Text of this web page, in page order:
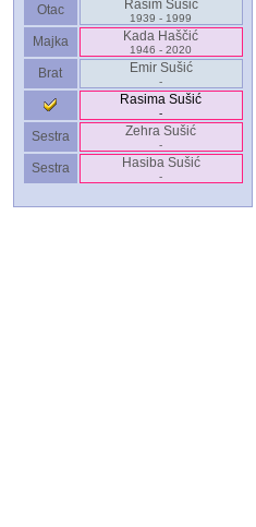
Otac Rasim Sušić
1939 - 1999
Majka Kada Haščić
1946 - 2020
Brat Emir Sušić
-
Rasima Sušić
-
Sestra Zehra Sušić
-
Sestra Hasiba Sušić
-